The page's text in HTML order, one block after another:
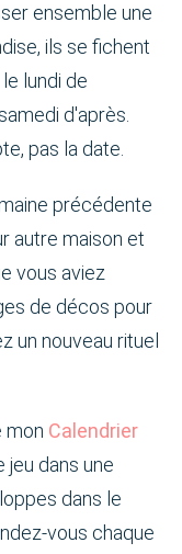
ensemble une
ils se fichent
lundi de
d'après.
pas la date.
précédente
autre maison et
vous aviez
de décos pour
un nouveau rituel
mon Calendrier
jeu dans une
dans le
vous chaque